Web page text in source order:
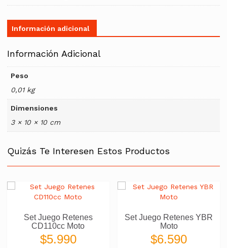
Información adicional
Información Adicional
Peso
0,01 kg
Dimensiones
3 × 10 × 10 cm
Quizás Te Interesen Estos Productos
Set Juego Retenes
CD110cc Moto
$5.990
Set Juego Retenes YBR
Moto
$6.590